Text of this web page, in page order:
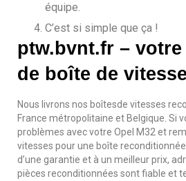
équipe.
C’est si simple que ça !
ptw.bvnt.fr –
de boîte de
Nous livrons nos boîtesde vitesses
France métropolitaine et Belgique. Si
problèmes avec votre Opel M32 et
vitesses pour une boîte
d’une garantie et à un meilleur prix,
pièces reconditionnées sont fiable et